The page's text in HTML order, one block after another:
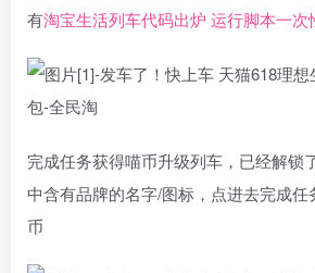
有淘宝生活列车代码出炉 运行脚本一次
完成任务获得喵币升级列车，已经解锁
中含有品牌的名字/图标，点进去完成
币